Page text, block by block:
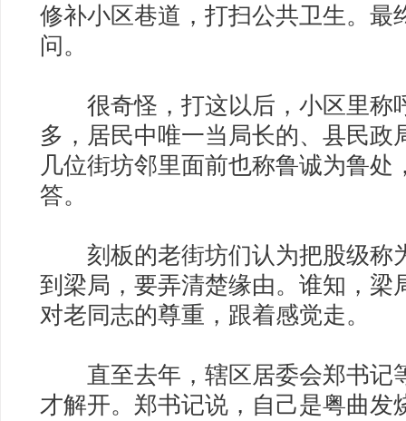
修补小区巷道，打扫公共卫生。最
问。
很奇怪，打这以后，小区里称
多，居民中唯一当局长的、县民政
几位街坊邻里面前也称鲁诚为鲁处
答。
刻板的老街坊们认为把股级称
到梁局，要弄清楚缘由。谁知，梁
对老同志的尊重，跟着感觉走。
直至去年，辖区居委会郑书记
才解开。郑书记说，自己是粤曲发